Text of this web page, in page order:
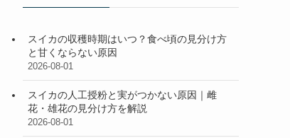
スイカの収穫時期はいつ？食べ頃の見分け方
と甘くならない原因
2026-08-01
スイカの人工授粉と実がつかない原因｜雌
花・雄花の見分け方を解説
2026-08-01